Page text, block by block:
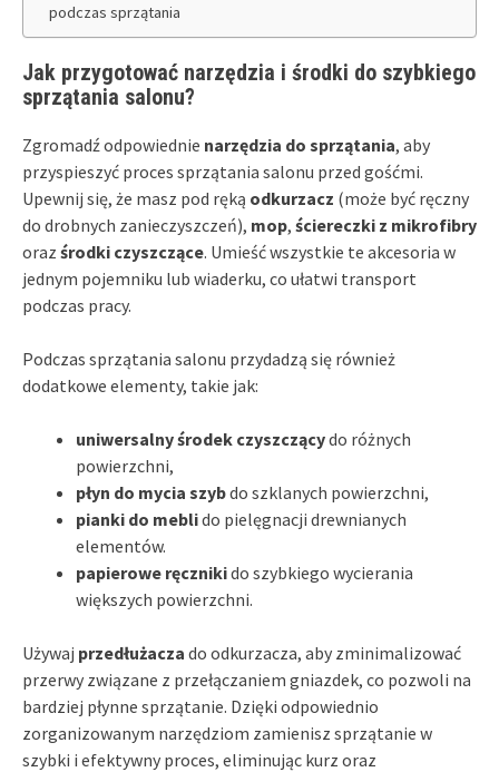
podczas sprzątania
Jak przygotować narzędzia i środki do szybkiego
sprzątania salonu?
Zgromadź odpowiednie narzędzia do sprzątania, aby
przyspieszyć proces sprzątania salonu przed gośćmi.
Upewnij się, że masz pod ręką odkurzacz (może być ręczny
do drobnych zanieczyszczeń), mop, ściereczki z mikrofibry
oraz środki czyszczące. Umieść wszystkie te akcesoria w
jednym pojemniku lub wiaderku, co ułatwi transport
podczas pracy.
Podczas sprzątania salonu przydadzą się również
dodatkowe elementy, takie jak:
uniwersalny środek czyszczącydo różnych
powierzchni,
płyn do mycia szybdo szklanych powierzchni,
pianki do meblido pielęgnacji drewnianych
elementów.
papierowe ręcznikido szybkiego wycierania
większych powierzchni.
Używaj przedłużacza do odkurzacza, aby zminimalizować
przerwy związane z przełączaniem gniazdek, co pozwoli na
bardziej płynne sprzątanie. Dzięki odpowiednio
zorganizowanym narzędziom zamienisz sprzątanie w
szybki i efektywny proces, eliminując kurz oraz